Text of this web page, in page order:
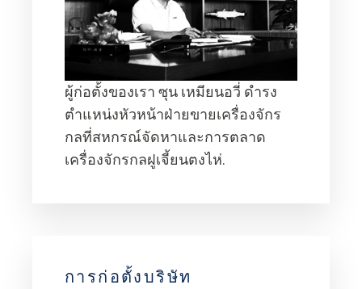
ผู้ก่อตั้งของเรา ซุน เหมียนอวี่ ดำรง
ตำแหน่งหัวหน้าฝ่ายขายเครื่องจักร
กลที่สหกรณ์จัดหาและการตลาด
เครื่องจักรกลฝูเจี้ยนตงไห่.
การก่อตั้งบริษัท